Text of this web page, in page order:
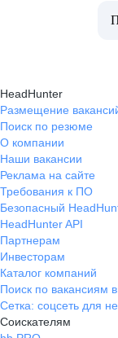
HeadHunter
Размещение
Поиск по резюме
О компании
Наши вакансии
Реклама на сайте
Требования к ПО
Безопасный
HeadHunter API
Партнерам
Инвесторам
Каталог компаний
Поиск по вакансиям
Сетка: соцсеть для
Соискателям